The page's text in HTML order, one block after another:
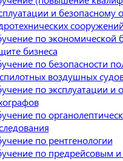
и безопасному
по экономической
бизнеса
по безопасности
воздушных
по эксплуатации и
по
по рентгенологии
по предрейсовым